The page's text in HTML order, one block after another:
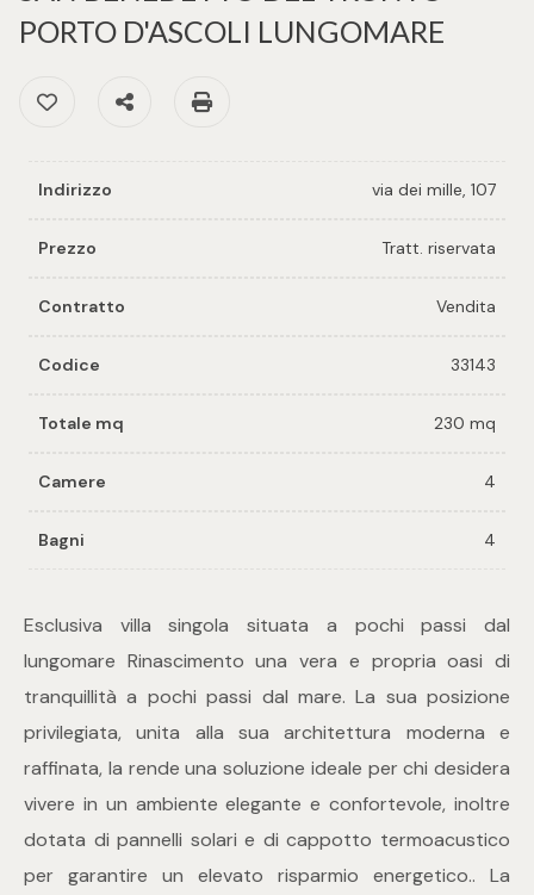
PORTO D'ASCOLI LUNGOMARE
Preferiti: Cod. 33143
Condividi
Indirizzo via dei mille, 107
Prezzo Tratt. riservata
Contratto Vendita
Codice 33143
Totale mq 230 mq
Camere 4
Bagni 4
Esclusiva villa singola situata a pochi passi dal
lungomare Rinascimento una vera e propria oasi di
tranquillità a pochi passi dal mare. La sua posizione
privilegiata, unita alla sua architettura moderna e
raffinata, la rende una soluzione ideale per chi desidera
vivere in un ambiente elegante e confortevole, inoltre
dotata di pannelli solari e di cappotto termoacustico
per garantire un elevato risparmio energetico.. La
per voi
Richiedi
un
vendi il
immobile
Contattaci
-
Residenziali
Industriali
Terreni